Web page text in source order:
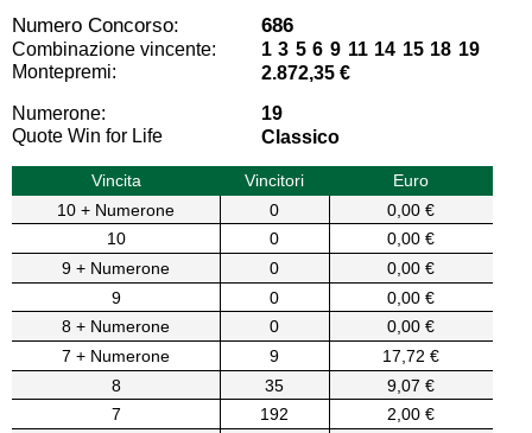
Numero Concorso: 686
Combinazione vincente:
1 3 5 6 9 11 14 15 18 19
Montepremi:
2.872,35 €
Numerone:
19
Quote Win for Life
Classico
Vincita Vincitori
Euro
10 + Numerone
0
0,00 €
10
0
0,00 €
9 + Numerone
0
0,00 €
9
0
0,00 €
8 + Numerone
0
0,00 €
7 + Numerone
9
17,72 €
8
35
9,07 €
7
192
2,00 €